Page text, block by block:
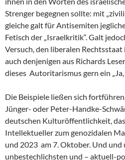
Strenger begegnen sollte: mit
gleiche galt für Antisemiten
Fetisch der „Israelkritik“. Galt
Versuch, den liberalen
auch denjenigen aus Richards
dieses Autoritarismus gern ein
Die Beispiele ließen sich
Jünger- oder Peter-Handke-
deutschen Kulturöffentlichkeit,
Intellektueller zum genozidalen
und 2023 am 7. Oktober. Und
unbestechlichsten und – aktuell-